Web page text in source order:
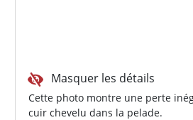
Masquer les détails
Cette photo montre une perte
cuir chevelu dans la pelade.